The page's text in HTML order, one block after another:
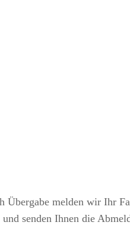
Übergabe melden wir Ihr
senden Ihnen die